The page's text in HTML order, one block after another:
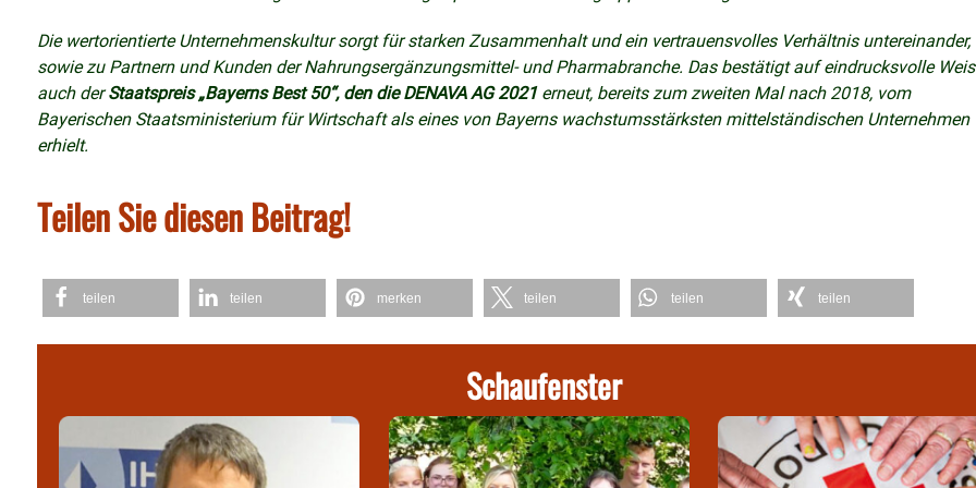
Die wertorientierte Unternehmenskultur sorgt für starken Zusammenhalt und ein vertrauensvolles Verhältnis untereinander,
sowie zu Partnern und Kunden der Nahrungsergänzungsmittel- und Pharmabranche. Das bestätigt auf eindrucksvolle
auch derStaatspreis „Bayerns Best 50“, den die DENAVA AG 2021erneut, bereits zum zweiten Mal nach 2018, vom
Bayerischen Staatsministerium für Wirtschaft als eines von Bayerns wachstumsstärksten mittelständischen Unternehmen
erhielt.
Teilen Sie diesen Beitrag!
teilen teilen merken teilen teilen teilen
Schaufenster